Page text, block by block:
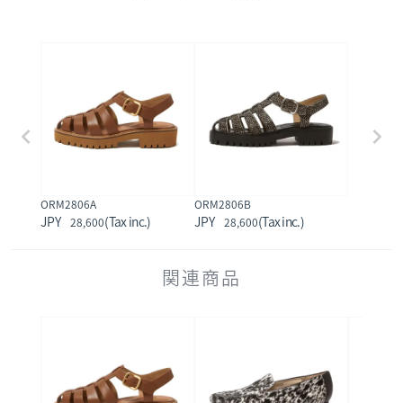
ORM2806A
28,600
ORM2806B
28,600
関連商品